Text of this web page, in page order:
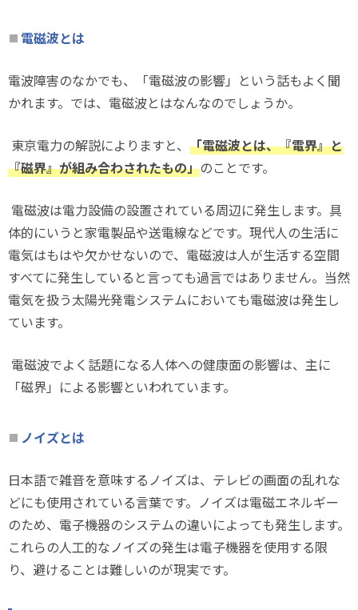
電磁波とは
電波障害のなかでも、「電磁波の影響」という話もよく聞
かれます。では、電磁波とはなんなのでしょうか。
東京電力の解説によりますと、 「電磁波とは、『電界』と
『磁界』が組み合わされたもの」のことです。
電磁波は電力設備の設置されている周辺に発生します。具
体的にいうと家電製品や送電線などです。現代人の生活に
電気はもはや欠かせないので、電磁波は人が生活する空間
すべてに発生していると言っても過言ではありません。当然
電気を扱う太陽光発電システムにおいても電磁波は発生し
ています。
電磁波でよく話題になる人体への健康面の影響は、主に
「磁界」による影響といわれています。
ノイズとは
日本語で雑音を意味するノイズは、テレビの画面の乱れな
どにも使用されている言葉です。ノイズは電磁エネルギー
のため、電子機器のシステムの違いによっても発生します。
これらの人工的なノイズの発生は電子機器を使用する限
り、避けることは難しいのが現実です。